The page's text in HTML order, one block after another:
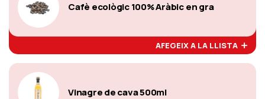
Cafè ecològic 100% Aràbic en gra
AFEGEIX A LA LLISTA
Vinagre de cava 500ml